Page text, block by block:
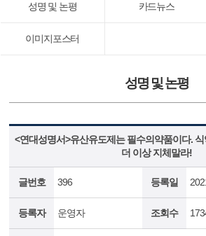
성명 및 논평 카드뉴스
이미지포스터
성명 및 논평
<연대성명서>유산유도제는 필수의약품이다.
더 이상 지체말라!
글번호 396 등록일
등록자 운영자 조회수